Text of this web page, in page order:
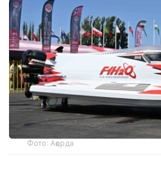
Фото: Ақорда